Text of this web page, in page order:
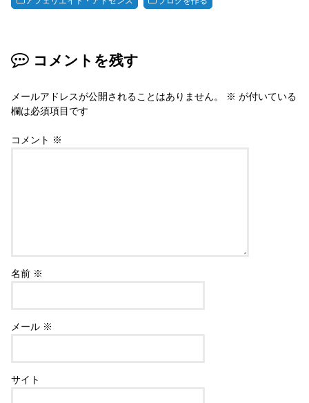
k
コメントを残す
メールアドレスが公開されることはありません。 ※ が付いている
欄は必須項目です
コメント ※
名前 ※
メール ※
サイト